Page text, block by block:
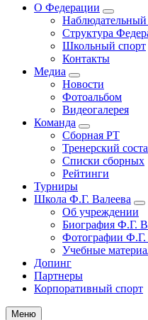
Основная
навигация
О Федерации
Наблюдательный
Структура
Школьный спорт
Контакты
Медиа
Новости
Фотоальбом
Видеогалерея
Команда
Сборная РТ
Тренерский
Списки сборных
Рейтинги
Турниры
Школа Ф.Г. Валеева
Об учреждении
Биография Ф.Г.
Фотографии Ф.Г.
Учебные
Допинг
Партнеры
Корпоративный спорт
Меню